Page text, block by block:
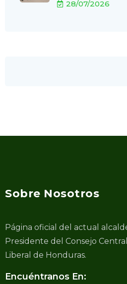
28/07/2026
Sobre Nosotros
Página oficial del actual
Presidente del Consejo
Liberal de Honduras.
Encuéntranos En: